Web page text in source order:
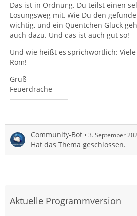
Das ist in Ordnung. Du teilst einen
Lösungsweg mit. Wie Du den
wichtig, und ein Quentchen Glück
auch dazu. Und das ist auch gut so!
Und wie heißt es sprichwörtlich:
Rom!
Gruß
Feuerdrache
Community-Bot 3. September
Hat das Thema geschlossen.
Aktuelle Programmversion